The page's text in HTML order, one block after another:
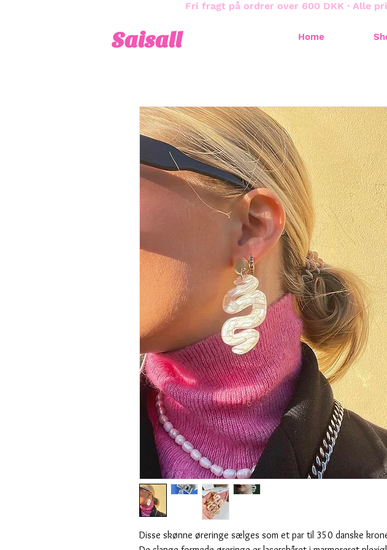
Fri fragt på ordrer over 600 DKK · Alle
Saisall Home
Disse skønne øreringe sælges som et par til 350 danske